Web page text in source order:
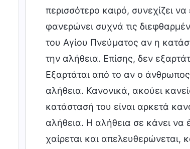
περισσότερο καιρό, συνεχίζει
φανερώνει συχνά τις
του Αγίου Πνεύματος αν η
την αλήθεια. Επίσης, δεν
Εξαρτάται από το αν ο
αλήθεια. Κανονικά, ακούει
κατάστασή του είναι αρκετά
αλήθεια. Η αλήθεια σε κάνει να
χαίρεται και απελευθερώνεται,